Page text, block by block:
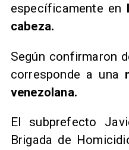
específicamente en
cabeza.
Según confirmaron
corresponde a una
venezolana.
El subprefecto
Brigada de